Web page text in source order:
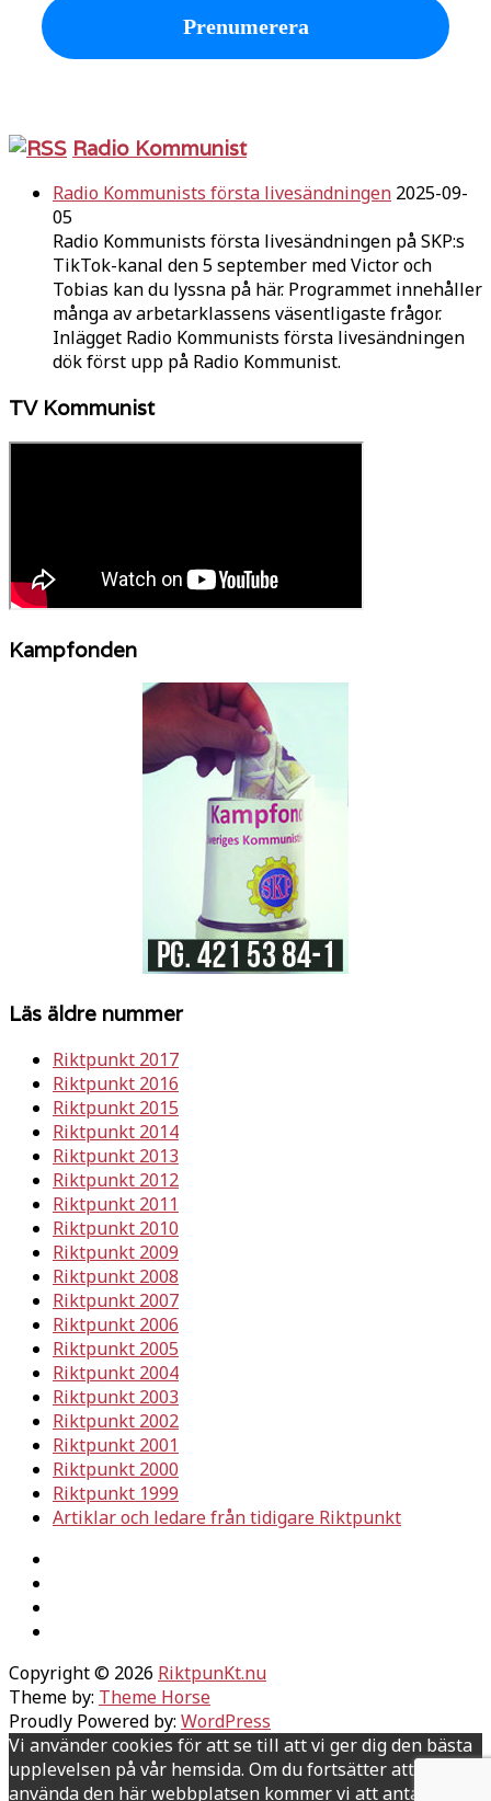
Radio Kommunist
Radio Kommunists första livesändningen 2025-09-
05
Radio Kommunists första livesändningen på SKP:s
TikTok-kanal den 5 september med Victor och
Tobias kan du lyssna på här. Programmet innehåller
många av arbetarklassens väsentligaste frågor.
Inlägget Radio Kommunists första livesändningen
dök först upp på Radio Kommunist.
TV Kommunist
Kampfonden
Läs äldre nummer
Riktpunkt 2017
Riktpunkt 2016
Riktpunkt 2015
Riktpunkt 2014
Riktpunkt 2013
Riktpunkt 2012
Riktpunkt 2011
Riktpunkt 2010
Riktpunkt 2009
Riktpunkt 2008
Riktpunkt 2007
Riktpunkt 2006
Riktpunkt 2005
Riktpunkt 2004
Riktpunkt 2003
Riktpunkt 2002
Riktpunkt 2001
Riktpunkt 2000
Riktpunkt 1999
Artiklar och ledare från tidigare Riktpunkt
Copyright © 2026 RiktpunKt.nu
Theme by: Theme Horse
Proudly Powered by: WordPress
Vi använder cookies för att se till att vi ger dig den bästa
upplevelsen på vår hemsida. Om du fortsätter att
använda den här webbplatsen kommer vi att anta att du